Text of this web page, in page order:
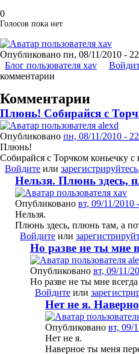
0
Голосов пока нет
Опубликовано пн, 08/11/2010 -
Блог пользователя xav
комментарии
Комментарии
Плюнь! Собирайся с
Опубликовано пн, 08/11/2010 -
Плюнь!
Собирайся с Торчком коньечку
Войдите или зарегистрируйтесь
Нельзя. Плюнь здесь,
Опубликовано вт, 09/11/2010
Нельзя.
Плюнь здесь, плюнь там, а
Войдите или
Но разве не ты мне
Опубликовано вт, 09/11/
Но разве не ты мне
Войдите или
Нет не я.
Опубликовано вт, 09/
Нет не я.
Наверное ты меня